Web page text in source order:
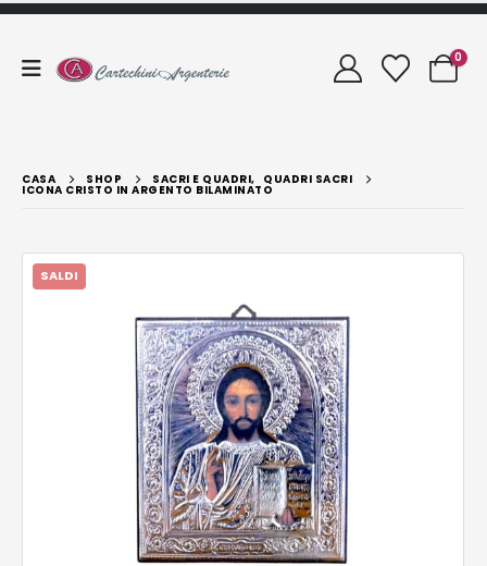
0
CASA SHOP SACRI E QUADRI, QUADRI SACRI
ICONA CRISTO IN ARGENTO BILAMINATO
SALDI